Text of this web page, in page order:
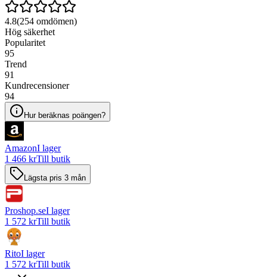
4.8(254 omdömen)
Hög säkerhet
Popularitet
95
Trend
91
Kundrecensioner
94
Hur beräknas poängen?
AmazonI lager
1 466 krTill butik
Lägsta pris 3 mån
Proshop.seI lager
1 572 krTill butik
RitoI lager
1 572 krTill butik